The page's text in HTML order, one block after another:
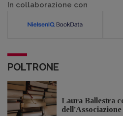
In collaborazione con
POLTRONE
Laura Ballestra